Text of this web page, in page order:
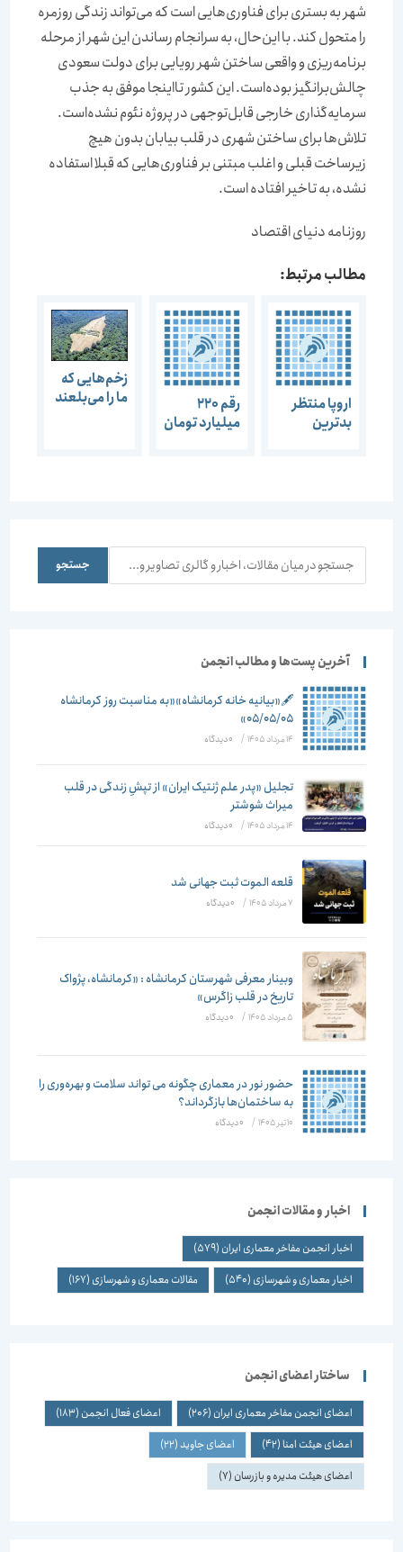
شهر به بستری برای فناوری‌هایی است که می‌تواند زندگی روزمره
را متحول کند. با این‌حال، به سرانجام رساندن این شهر از مرحله
برنامه‌‌‌‌‌‌‌‌ریزی و واقعی ساختن شهر رویایی برای دولت سعودی
چالش‌برانگیز بوده‌است. این کشور تا‌اینجا موفق به جذب
سرمایه‌گذاری خارجی قابل‌توجهی در پروژه نئوم نشده‌است.
تلاش‌ها برای ساختن شهری در قلب بیابان بدون هیچ
زیرساخت قبلی و اغلب مبتنی بر فناوری‌هایی که قبلا استفاده
نشده‌، به تاخیر افتاده است.
روزنامه دنیای اقتصاد
مطالب مرتبط:
اروپا منتظر
بدترین
رقم 220
میلیارد تومان
زخم‌هایی که
ما را می‌بلعند
جستجو جستجو
آخرین پست‌ها و مطالب انجمن
🖋️«بیانیه خانه کرمانشاه»«به مناسبت روز کرمانشاه
۰۵/۰۵/۰۵»
14 مرداد 1405 / ۰ دیدگاه
تجلیل «پدر علم ژنتیک ایران» از تپشِ زندگی در قلب
میراث شوشتر
14 مرداد 1405 / ۰ دیدگاه
قلعه الموت ثبت جهانی شد
7 مرداد 1405 / ۰ دیدگاه
وبینار معرفی شهرستان کرمانشاه : «کرمانشاه، پژواک
تاریخ در قلب زاگرس»
5 مرداد 1405 / ۰ دیدگاه
حضور نور در معماری چگونه می تواند سلامت و بهره‌وری را
به ساختمان‌ها بازگرداند؟
10 تیر 1405 / ۰ دیدگاه
اخبار و مقالات انجمن
اخبار انجمن مفاخر معماری ایران(579)
اخبار معماری و شهرسازی(540) مقالات معماری و شهرسازی(167)
ساختار اعضای انجمن
اعضای انجمن مفاخر معماری ایران(206) اعضای فعال انجمن(183)
اعضای هیئت امنا (42) اعضای جاوید(22)
اعضای هیئت مدیره و بازرسان(7)